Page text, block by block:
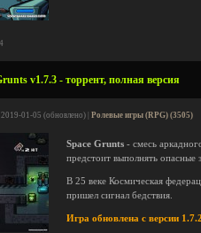
v1.7.3 - торрент, полная версия
| 2019-01-05 (обновлено) | Ролевые игры (RPG) (3505)
Space Grunts - смесь
предстоит выполнять опасные
В 25 веке Космическая
пришел сигнал бедствия.
Игра обновлена с версии